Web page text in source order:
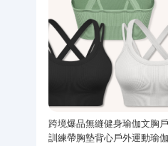
跨境爆品無縫健身瑜伽文胸
訓練帶胸墊背心戶外運動瑜伽